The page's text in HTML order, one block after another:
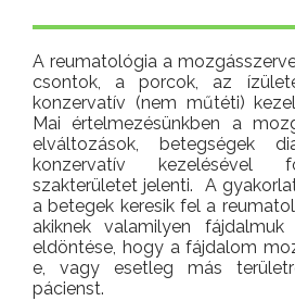
A reumatológia a
csontok, a porcok, az
konzervatív (nem műtéti)
Mai értelmezésünkben a
elváltozások, betegségek
konzervatív kezelésével
szakterületet jelenti. A
a betegek keresik fel a
akiknek valamilyen
eldöntése, hogy a fájdalom
e, vagy esetleg más
pácienst.